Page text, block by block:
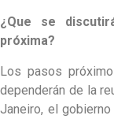
¿Que se
próxima?
Los pasos
dependerán de la
Janeiro, el